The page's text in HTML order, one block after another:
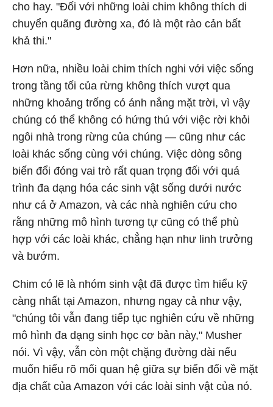
cho hay. "Đối với những loài chim không thích di
chuyển quãng đường xa, đó là một rào cản bất
khả thi."
Hơn nữa, nhiều loài chim thích nghi với việc sống
trong tầng tối của rừng không thích vượt qua
những khoảng trống có ánh nắng mặt trời, vì vậy
chúng có thể không có hứng thú với việc rời khỏi
ngôi nhà trong rừng của chúng — cũng như các
loài khác sống cùng với chúng. Việc dòng sông
biến đổi đóng vai trò rất quan trọng đối với quá
trình đa dạng hóa các sinh vật sống dưới nước
như cá ở Amazon, và các nhà nghiên cứu cho
rằng những mô hình tương tự cũng có thể phù
hợp với các loài khác, chẳng hạn như linh trưởng
và bướm.
Chim có lẽ là nhóm sinh vật đã được tìm hiểu kỹ
càng nhất tại Amazon, nhưng ngay cả như vậy,
"chúng tôi vẫn đang tiếp tục nghiên cứu về những
mô hình đa dạng sinh học cơ bản này," Musher
nói. Vì vậy, vẫn còn một chặng đường dài nếu
muốn hiểu rõ mối quan hệ giữa sự biến đổi về mặt
địa chất của Amazon với các loài sinh vật của nó.